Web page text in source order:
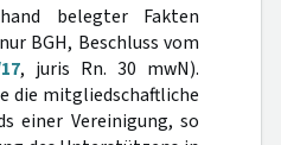
belegter Fakten
BGH, Beschluss vom
, juris Rn. 30 mwN).
die mitgliedschaftliche
einer Vereinigung, so